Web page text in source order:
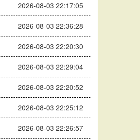
2026-08-03 22:17:05
2026-08-03 22:36:28
2026-08-03 22:20:30
2026-08-03 22:29:04
2026-08-03 22:20:52
2026-08-03 22:25:12
2026-08-03 22:26:57